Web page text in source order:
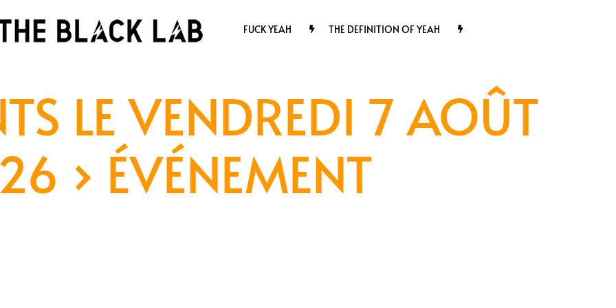
FUCK YEAH THE DEFINITION OF YEAH
LE VENDREDI 7 AOÛT
› ÉVÉNEMENT